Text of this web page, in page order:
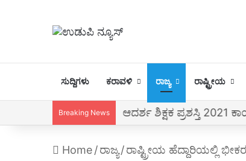
ಸುದ್ದಿಗಳು ಕರಾವಳಿ ರಾಜ್ಯ ರಾಷ್ಟ್ರೀಯ
Breaking News ಆದರ್ಶ ಶಿಕ್ಷಕ ಪ್ರಶಸ್ತಿ 2021
Home/ರಾಜ್ಯ/ರಾಷ್ಟ್ರೀಯ ಹೆದ್ದಾರಿಯಲ್ಲಿ